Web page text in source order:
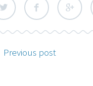
Previous post